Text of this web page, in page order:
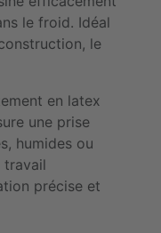
le froid. Idéal
le
en latex
une prise
humides ou
travail
précise et